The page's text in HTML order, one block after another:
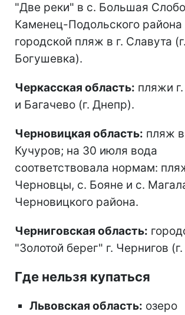
"Две реки" в с. Большая
Каменец-Подольского
городской пляж в г. Славута (г.
Богушевка).
Черкасская область: пляжи
и Багачево (г. Днепр).
Черновицкая область: пляж
Кучуров; на 30 июля вода
соответствовала нормам:
Черновцы, с. Бояне и с.
Черновицкого района.
Черниговская область:
"Золотой берег" г. Чернигов
Где нельзя купаться
Львовская область: озеро